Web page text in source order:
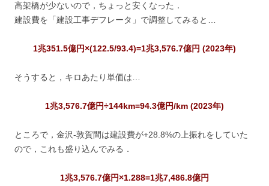
高架橋が少ないので，ちょっと安くなった．
建設費を「建設工事デフレータ」で調整してみると…
1兆351.5億円×(122.5/93.4)=1兆3,576.7億円 (2023年)
そうすると，キロあたり単価は…
1兆3,576.7億円÷144km=94.3億円/km (2023年)
ところで，金沢-敦賀間は建設費が+28.8%の上振れをしていた
ので，これも盛り込んでみる．
1兆3,576.7億円×1.288=1兆7,486.8億円